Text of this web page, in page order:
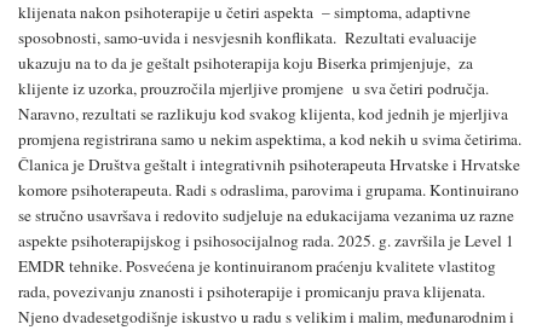
klijenata nakon psihoterapije u četiri aspekta – simptoma, adaptivne
sposobnosti, samo-uvida i nesvjesnih konflikata. Rezultati evaluacije
ukazuju na to da je geštalt psihoterapija koju Biserka primjenjuje, za
klijente iz uzorka, prouzročila mjerljive promjene u sva četiri područja.
Naravno, rezultati se razlikuju kod svakog klijenta, kod jednih je mjerljiva
promjena registrirana samo u nekim aspektima, a kod nekih u svima četirima.
Članica je Društva geštalt i integrativnih psihoterapeuta Hrvatske i Hrvatske
komore psihoterapeuta. Radi s odraslima, parovima i grupama. Kontinuirano
se stručno usavršava i redovito sudjeluje na edukacijama vezanima uz razne
aspekte psihoterapijskog i psihosocijalnog rada. 2025. g. završila je Level 1
EMDR tehnike. Posvećena je kontinuiranom praćenju kvalitete vlastitog
rada, povezivanju znanosti i psihoterapije i promicanju prava klijenata.
Njeno dvadesetgodišnje iskustvo u radu s velikim i malim, međunarodnim i